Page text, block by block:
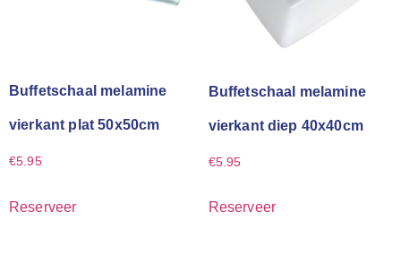
Buffetschaal melamine
vierkant plat 50x50cm
€5.95
Reserveer
Buffetschaal melamine
vierkant diep 40x40cm
€5.95
Reserveer